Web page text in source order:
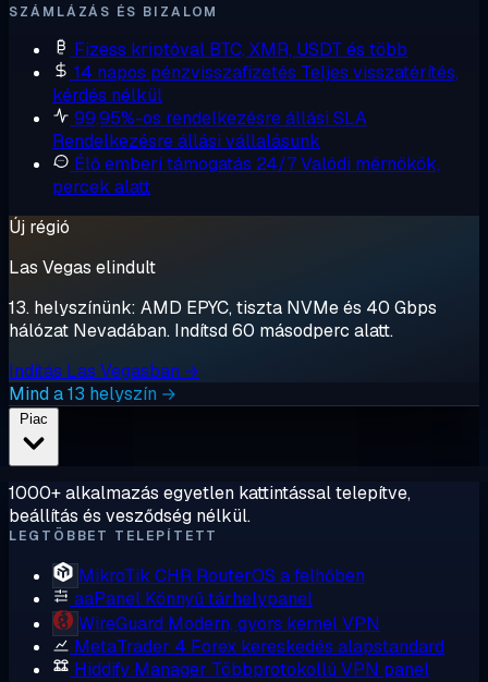
SZÁMLÁZÁS ÉS BIZALOM
Fizess kriptóval BTC, XMR, USDT és több
14 napos pénzvisszafizetés Teljes visszatérítés,
kérdés nélkül
99,95%-os rendelkezésre állási SLA
Rendelkezésre állási vállalásunk
Élő emberi támogatás 24/7Valódi mérnökök,
percek alatt
Új régió
Las Vegas elindult
13. helyszínünk: AMD EPYC, tiszta NVMe és 40 Gbps
hálózat Nevadában. Indítsd 60 másodperc alatt.
Indítás Las Vegasban →
Mind a 13 helyszín →
1000+ alkalmazás egyetlen kattintással telepítve,
beállítás és vesződség nélkül.
LEGTÖBBET TELEPÍTETT
MikroTik CHR RouterOS a felhőben
aaPanel Könnyű tárhelypanel
WireGuard Modern, gyors kernel VPN
MetaTrader 4 Forex kereskedés alapstandard
Hiddify Manager Többprotokollú VPN panel